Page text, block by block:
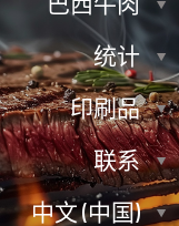
统计
印刷品
联系
中文 (中国)